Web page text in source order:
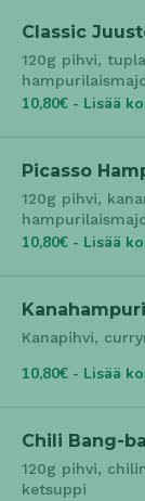
Classic
120g pihvi,
10,80€ - Lisää
Picasso
120g pihvi,
10,80€ - Lisää
Kanapihvi,
10,80€ - Lisää
Chili Bang-
120g pihvi,
ketsuppi